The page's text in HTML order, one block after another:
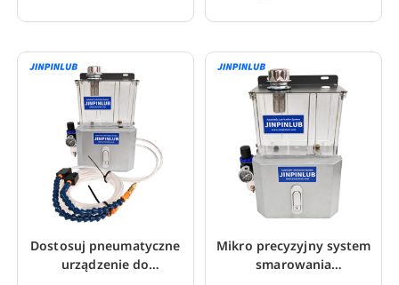
smarowania
otworów
Dostosuj pneumatyczne
urządzenie do
Mikro precyzyjny system
smarowania